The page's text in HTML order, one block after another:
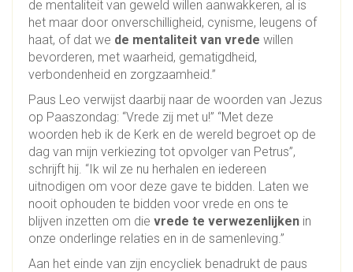
de mentaliteit van geweld willen aanwakkeren, al is
het maar door onverschilligheid, cynisme, leugens of
haat, of dat we de mentaliteit van vrede willen
bevorderen, met waarheid, gematigdheid,
verbondenheid en zorgzaamheid.”
Paus Leo verwijst daarbij naar de woorden van Jezus
op Paaszondag: “Vrede zij met u!” “Met deze
woorden heb ik de Kerk en de wereld begroet op de
dag van mijn verkiezing tot opvolger van Petrus”,
schrijft hij. “Ik wil ze nu herhalen en iedereen
uitnodigen om voor deze gave te bidden. Laten we
nooit ophouden te bidden voor vrede en ons te
blijven inzetten om die vrede te verwezenlijken in
onze onderlinge relaties en in de samenleving.”
Aan het einde van zijn encycliek benadrukt de paus